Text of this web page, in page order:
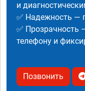
и
✅ Надежность —
✅ Прозрачность
телефону и
Позвонить